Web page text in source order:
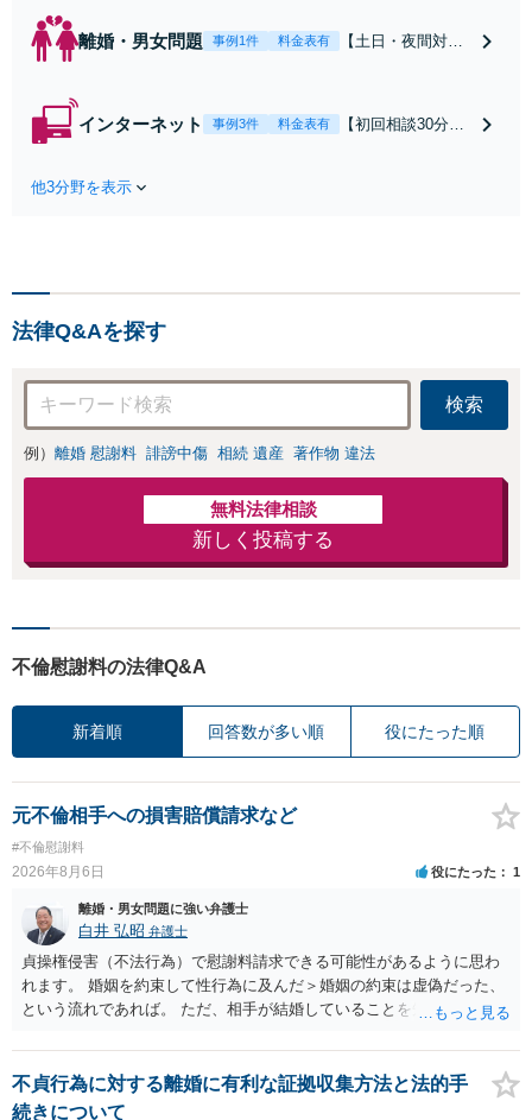
離婚・男女問題 事例1件 料金表有
【土日・夜間対応
れたら、サインす
インターネット 事例3件 料金表有
【初回相談30分無
お店の風評被害対
応可：開示請求の
意見照会が来たと
きの対処法、被害
者との示談交渉
他3分野を表示
法律Q&Aを探す
検索
例） 離婚 慰謝料 誹謗中傷 相続 遺産 著作物 違法
無料法律相談
新しく投稿する
不倫慰謝料の法律Q&A
新着順 回答数が多い順 役にたった順
元不倫相手への損害賠償請求など
#不倫慰謝料
2026年8月6日 役にたった 1
離婚・男女問題に強い弁護士
白井 弘昭 弁護士
貞操権侵害（不法行為）で慰謝料請求できる可能性があるように思わ
れます。 婚姻を約束して性行為に及んだ＞婚姻の約束は虚偽だった、
という流れであれば。 ただ、相手が結婚していることを知って行為に
性も認められそうですので、あまり慰謝料は高額にならないように思
われます。 一度、最寄りの弁護士に相談してみてください。
不貞行為に対する離婚に有利な証拠収集方法と法的手
続きについて